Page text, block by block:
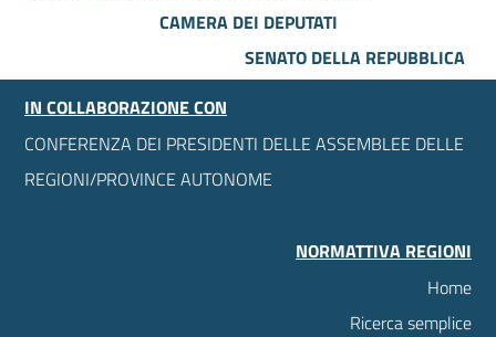
CAMERA DEI DEPUTATI
SENATO DELLA REPUBBLICA
IN COLLABORAZIONE CON
CONFERENZA DEI PRESIDENTI DELLE ASSEMBLEE DELLE
REGIONI/PROVINCE AUTONOME
NORMATTIVA REGIONI
Home
Ricerca semplice